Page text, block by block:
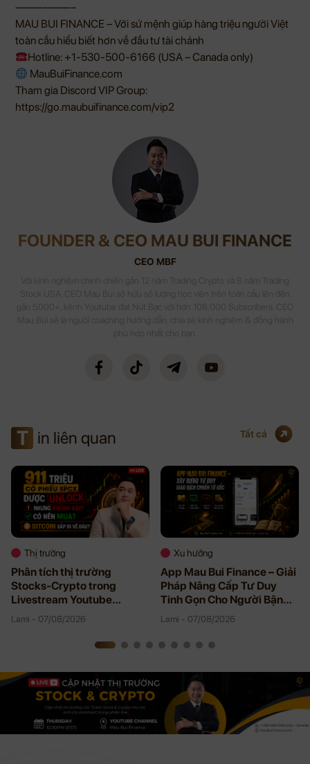
——————–
MAU BUI FINANCE – Với sứ mệnh giúp hàng triệu người Việt
toàn cầu hiểu biết hơn về đầu tư tài chánh
Hotline: +1-530-500-6166 (USA – Canada only)
MauBuiFinance.com
Tham gia Discord VIP Group:
https://go.maubuifinance.com/vip2
FOUNDER & CEO MAU BUI FINANCE
CEO MBF
Với kinh nghiệm chinh chiến gần 12 năm Trading Crypto và 8 năm Trading
Stock USA. CEO Mau Bui sở hữu số lượng học viên trên toàn cầu lên đến
gần 5000+, kênh Youtube đạt Nút Bạc với hơn 108,000 Subscribers. CEO
Mau Bui sẽ là người coaching hướng dẫn, chia sẻ kinh nghiệm & đồng hành
phù hợp nhất cho bạn.
T in liên quan Tất cả
Thị trường
Phân tích thị trường
Stocks-Crypto trong
Livestream Youtube
08/06/2026
Lami - 07/08/2026
Xu hướng
App Mau Bui Finance – Giải
Pháp Nâng Cấp Tư Duy
Tinh Gọn Cho Người Bận
Rộn
Lami - 07/08/2026